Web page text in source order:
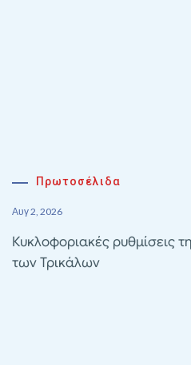
Πρωτοσέλιδα
Αυγ 2, 2026
Κυκλοφοριακές ρυθμίσεις
των Τρικάλων